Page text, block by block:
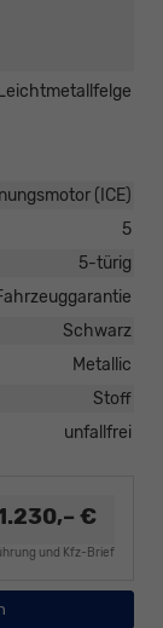
Leichtmetallfelge
(ICE)
5
5-türig
Schwarz
Metallic
Stoff
unfallfrei
€
und Kfz-Brief